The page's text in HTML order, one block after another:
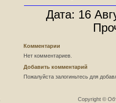
Дата: 16
Комментарии
Нет комментариев.
Добавить комментарий
Пожалуйста залогиньтесь для
Copyright ©